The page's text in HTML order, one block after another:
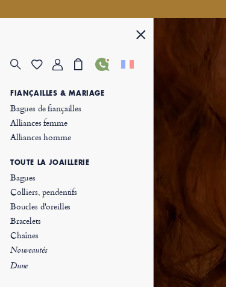
FIANÇAILLES & MARIAGE
Bagues de fiançailles
Alliances femme
Alliances homme
TOUTE LA JOAILLERIE
Bagues
Colliers, pendentifs
Boucles d'oreilles
Bracelets
Chaînes
Nouveautés
Dune